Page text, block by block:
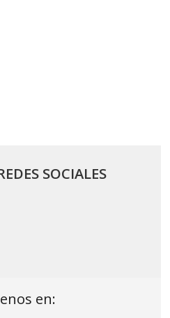
SOCIALES
en: